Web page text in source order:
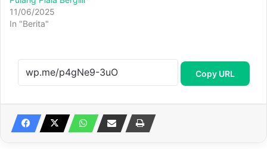
11/06/2025
In "Berita"
Copy URL